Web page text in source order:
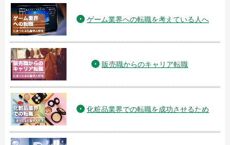
ゲーム業界への転職を考えている人へ
販売職からのキャリア転職
化粧品業界での転職を成功させるため